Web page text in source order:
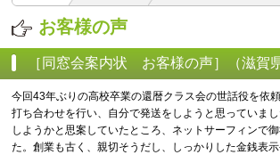
お客様の声
［同窓会案内状 お客様の声］（滋賀
今回43年ぶりの高校卒業の還暦クラス会の世話役を依
打ち合わせを行い、自分で発送をしようと思っていま
しようかと思案していたところ、ネットサーフィンで
た。創業も古く、親切そうだし、しっかりした金銭表